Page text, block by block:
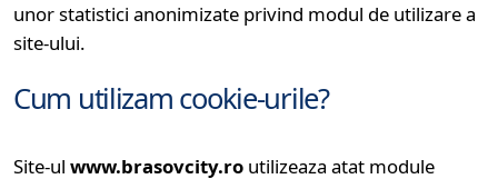
unor statistici anonimizate privind modul de utilizare a
site-ului.
Cum utilizam cookie-urile?
Site-ul www.brasovcity.ro utilizeaza atat module